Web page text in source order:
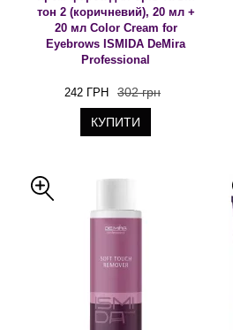
тон 2 (коричневий), 20 мл +
20 мл Color Cream for
Eyebrows ISMIDA DeMira
Professional
242 ГРН 302 грн
КУПИТИ